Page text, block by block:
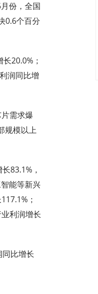
份，全国
0.6个百分
20.0%；
润同比增
需求爆
规模以上
83.1%，
能等新兴
；
利润增长
比增长